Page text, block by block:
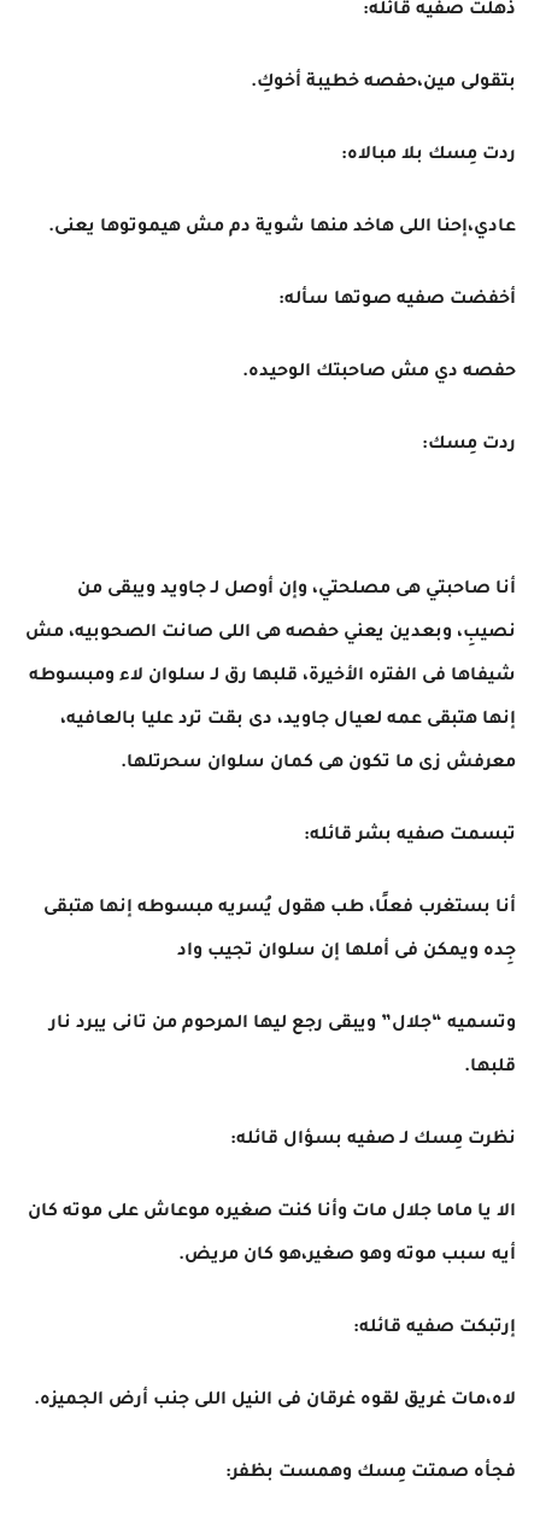
ذُهلت صفيه قائله:
بتقولى مين،حفصه خطيبة أخوكِ.
ردت مِسك بلا مبالاه:
عادي،إحنا اللى هاخد منها شوية دم مش هيموتوها يعنى.
أخفضت صفيه صوتها سأله:
حفصه دي مش صاحبتك الوحيده.
ردت مِسك:
أنا صاحبتي هى مصلحتي، وإن أوصل لـ جاويد ويبقى من
نصيبِ، وبعدين يعني حفصه هى اللى صانت الصحوبيه، مش
شيفاها فى الفتره الأخيرة، قلبها رق لـ سلوان لاء ومبسوطه
إنها هتبقى عمه لعيال جاويد، دى بقت ترد عليا بالعافيه،
معرفش زى ما تكون هى كمان سلوان سحرتلها.
تبسمت صفيه بشر قائله:
أنا بستغرب فعلًا، طب هقول يُسريه مبسوطه إنها هتبقى
جِده ويمكن فى أملها إن سلوان تجيب واد
وتسميه “جلال” ويبقى رجع ليها المرحوم من تانى يبرد نار
قلبها.
نظرت مِسك لـ صفيه بسؤال قائله:
الا يا ماما جلال مات وأنا كنت صغيره موعاش على موته كان
أيه سبب موته وهو صغير،هو كان مريض.
إرتبكت صفيه قائله:
لاه،مات غريق لقوه غرقان فى النيل اللى جنب أرض الجميزه.
فجأه صمتت مِسك وهمست بظفر: